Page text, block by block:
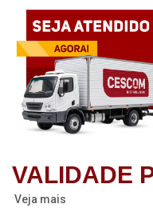
VALIDADE
Veja mais